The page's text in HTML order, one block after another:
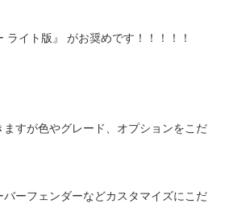
ライト版』 がお奨めです！！！！！
ますが色やグレード、オプションをこだ
ーフェンダーなどカスタマイズにこだ